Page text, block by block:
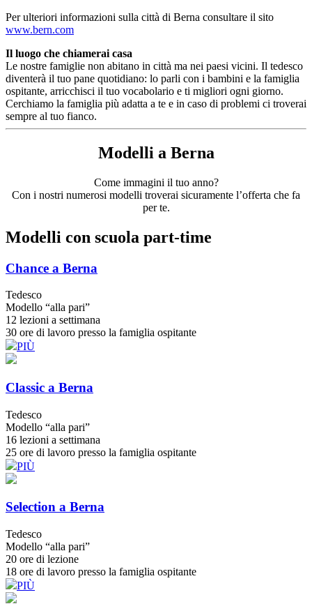
Per ulteriori informazioni sulla città di Berna consultare il sito
www.bern.com
Il luogo che chiamerai casa
Le nostre famiglie non abitano in città ma nei paesi vicini. Il tedesco
diventerà il tuo pane quotidiano: lo parli con i bambini e la famiglia
ospitante, arricchisci il tuo vocabolario e ti migliori ogni giorno.
Cerchiamo la famiglia più adatta a te e in caso di problemi ci troverai
sempre al tuo fianco.
Modelli a Berna
Come immagini il tuo anno?
Con i nostri numerosi modelli troverai sicuramente l’offerta che fa
per te.
Modelli con scuola part-time
Chance a Berna
Tedesco
Modello “alla pari”
12 lezioni a settimana
30 ore di lavoro presso la famiglia ospitante
PIÙ
Classic a Berna
Tedesco
Modello “alla pari”
16 lezioni a settimana
25 ore di lavoro presso la famiglia ospitante
PIÙ
Selection a Berna
Tedesco
Modello “alla pari”
20 ore di lezione
18 ore di lavoro presso la famiglia ospitante
PIÙ